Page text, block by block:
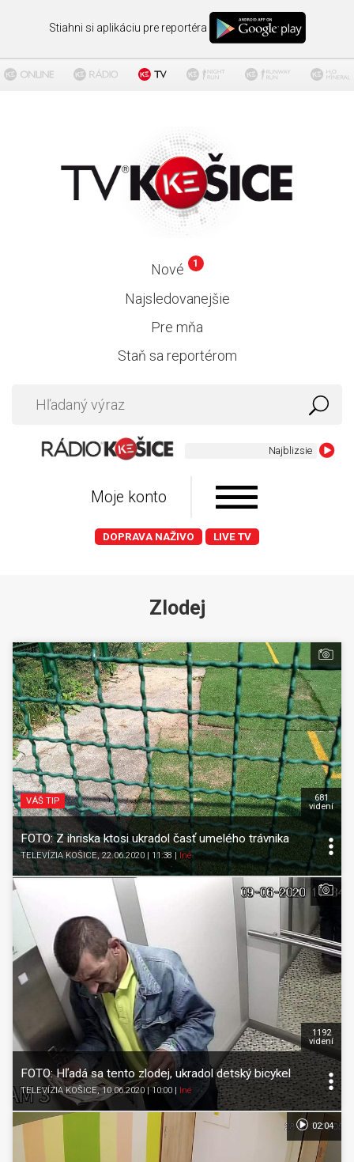
Stiahni si aplikáciu pre reportéra
Nové 1
Najsledovanejšie
Pre mňa
Staň sa reportérom
Moje konto
DOPRAVA NAŽIVO LIVE TV
Zlodej
VÁŠ TIP
FOTO: Z ihriska ktosi ukradol časť umelého trávnika
TELEVÍZIA KOŠICE, 22.06.2020 | 11:38 Iné
681
videní
FOTO: Hľadá sa tento zlodej, ukradol detský bicykel
TELEVÍZIA KOŠICE, 10.06.2020 | 10:00 Iné
1192
videní
02:04